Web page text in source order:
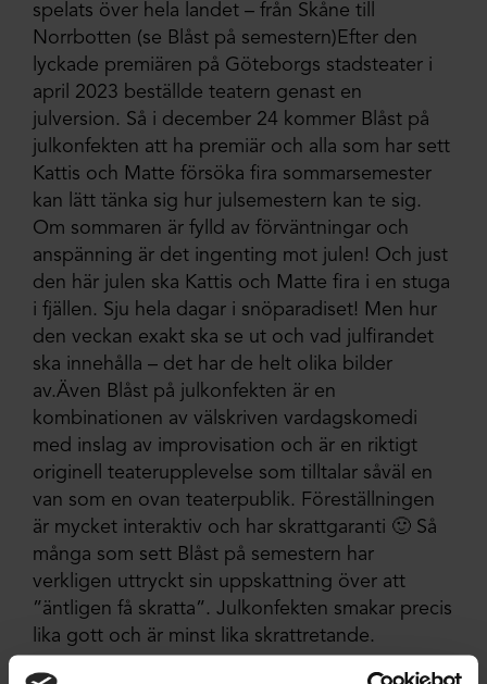
spelats över hela landet – från Skåne till
Norrbotten (se Blåst på semestern)Efter den
lyckade premiären på Göteborgs stadsteater i
april 2023 beställde teatern genast en
julversion. Så i december 24 kommer Blåst på
julkonfekten att ha premiär och alla som har sett
Kattis och Matte försöka fira sommarsemester
kan lätt tänka sig hur julsemestern kan te sig.
Om sommaren är fylld av förväntningar och
anspänning är det ingenting mot julen! Och just
den här julen ska Kattis och Matte fira i en stuga
i fjällen. Sju hela dagar i snöparadiset! Men hur
den veckan exakt ska se ut och vad julfirandet
ska innehålla – det har de helt olika bilder
av.Även Blåst på julkonfekten är en
kombinationen av välskriven vardagskomedi
med inslag av improvisation och är en riktigt
originell teaterupplevelse som tilltalar såväl en
van som en ovan teaterpublik. Föreställningen
är mycket interaktiv och har skrattgaranti 🙂 Så
många som sett Blåst på semestern har
verkligen uttryckt sin uppskattning över att
”äntligen få skratta”. Julkonfekten smakar precis
lika gott och är minst lika skrattretande.